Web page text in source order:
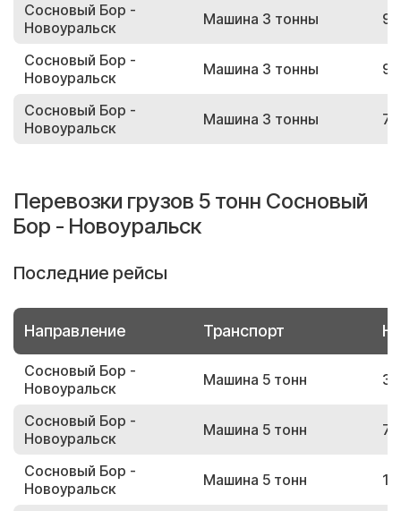
Сосновый Бор -
Новоуральск
Машина 3 тонны
Сосновый Бор -
Новоуральск
Машина 3 тонны
Сосновый Бор -
Новоуральск
Машина 3 тонны
Перевозки грузов 5 тонн Сосновый
Бор - Новоуральск
Последние рейсы
Направление Транспорт
Сосновый Бор -
Новоуральск
Машина 5 тонн
Сосновый Бор -
Новоуральск
Машина 5 тонн
Сосновый Бор -
Новоуральск
Машина 5 тонн